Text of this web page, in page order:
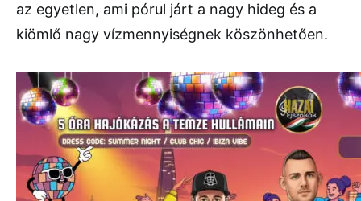
az egyetlen, ami pórul járt a nagy hideg és a
kiömlő nagy vízmennyiségnek köszönhetően.